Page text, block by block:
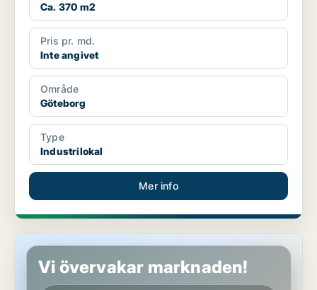
Ca. 370 m2
Pris pr. md.
Inte angivet
Område
Göteborg
Type
Industrilokal
Mer info
Industrilokal i Göteborg
Vi övervakar marknaden!